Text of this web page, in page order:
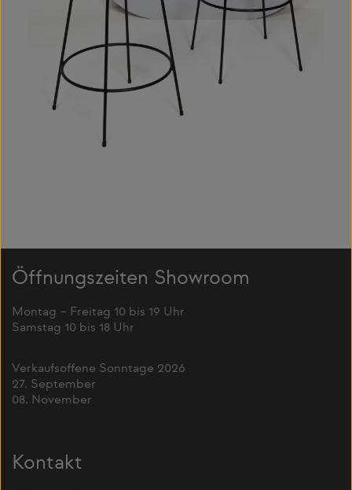
Öffnungszeiten Showroom
Montag – Freitag 10 bis 19 Uhr
Samstag 10 bis 18 Uhr
Verkaufsoffene Sonntage 2026
27. September
08. November
Kontakt